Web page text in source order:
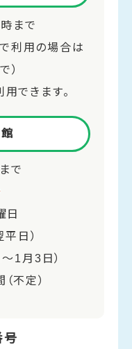
まで
利用の場合は
）
できます。
で
日
日）
1月3日）
不定）
号